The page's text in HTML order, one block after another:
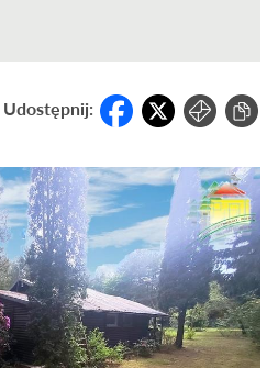
Udostępnij: